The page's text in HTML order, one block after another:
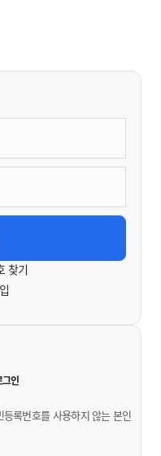
찾기
그인
록번호를 사용하지 않는 본인